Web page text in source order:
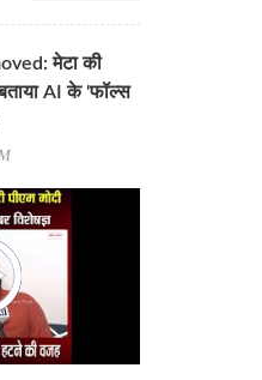
मेटा की
AI के 'फॉल्स